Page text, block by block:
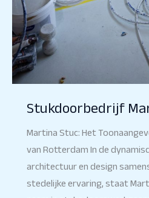
Stukdoorbedrijf
Martina Stuc: Het
van Rotterdam In de
architectuur en design
stedelijke ervaring, staat